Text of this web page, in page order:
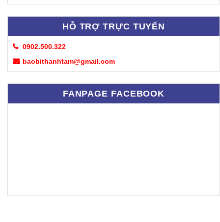
HỖ TRỢ TRỰC TUYẾN
0902.500.322
baobithanhtam@gmail.com
FANPAGE FACEBOOK